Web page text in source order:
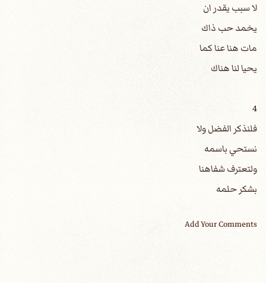
لا سبب يقدر ان
يخمد حب ذاك
مات هنا عنا كما
يحيا لنا هناك
4
فلنذكر الفضل ولا
نستحي باسمه
ولتعترف شفاهنا
بشكر حلمه
Add Your Comments